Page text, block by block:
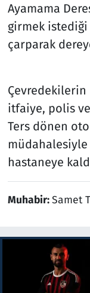
Ayamama
girmek
çarparak
itfaiye, polis
Ters dönen
müdahalesiyle
hastaneye
Muhabir:Samet